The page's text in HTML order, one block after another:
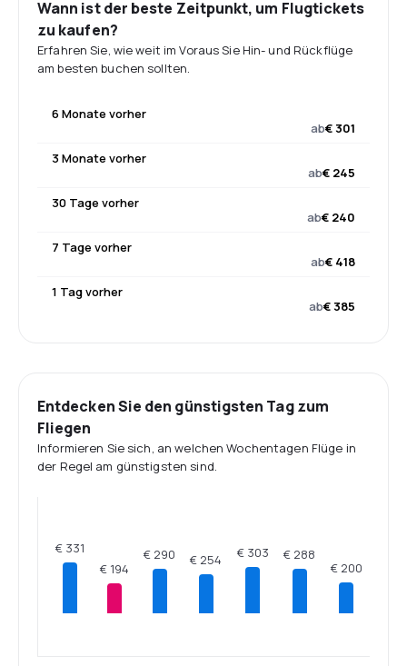
Wann ist der beste Zeitpunkt, um Flugtickets
zu kaufen?
Erfahren Sie, wie weit im Voraus Sie Hin- und Rückflüge
am besten buchen sollten.
6 Monate vorher
ab€ 301
3 Monate vorher
ab€ 245
30 Tage vorher
ab€ 240
7 Tage vorher
ab€ 418
1 Tag vorher
ab€ 385
Entdecken Sie den günstigsten Tag zum
Fliegen
Informieren Sie sich, an welchen Wochentagen Flüge in
der Regel am günstigsten sind.
€ 331
€ 194
€ 290 € 254 € 303 € 288
€ 200